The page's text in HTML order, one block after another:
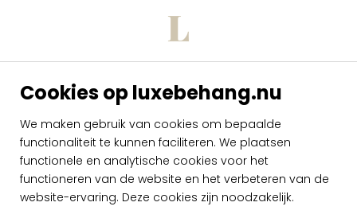
Cookies op luxebehang.nu
We maken gebruik van cookies om bepaalde
functionaliteit te kunnen faciliteren. We plaatsen
functionele en analytische cookies voor het
functioneren van de website en het verbeteren van de
website-ervaring. Deze cookies zijn noodzakelijk.
dynamische sfeer in het interieur.
Onverwachte schoonheid
De metaalfolie ondergaat een intensief
productieproces dat speciaal voor deze
collectie ontwikkeld werd. Daarbij wordt de
folie zo gekleurd, dat ze uiteindelijk een
authentieke metaallook krijgt. Aan de muur